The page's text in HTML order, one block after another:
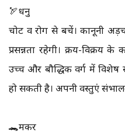
🏹धनु
चोट व रोग से बचें। कानूनी
प्रसन्नता रहेगी। क्रय-विक्रय के
उच्च और बौद्धिक वर्ग में विशेष
हो सकती है। अपनी वस्तुएं
🐊मकर